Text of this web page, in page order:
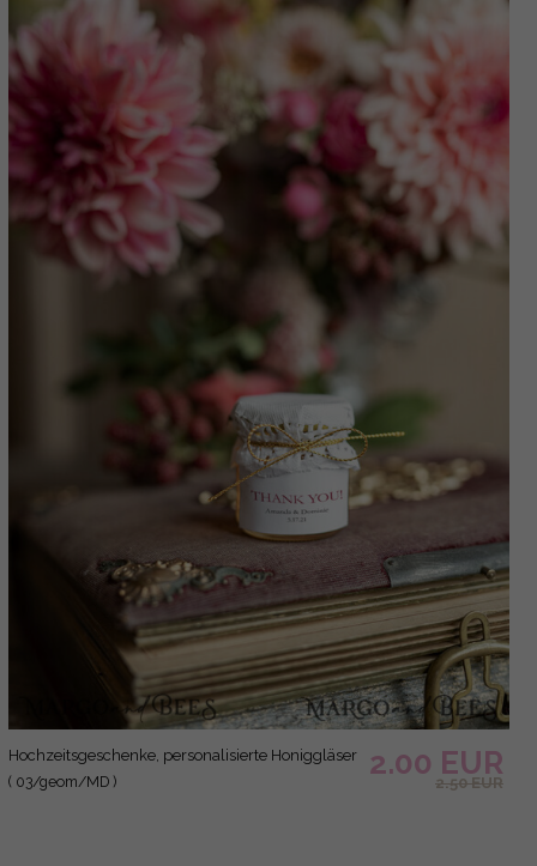
Hochzeitsgeschenke, personalisierte Honiggläser
( 03/geom/MD )
2.00 EUR
2.50 EUR